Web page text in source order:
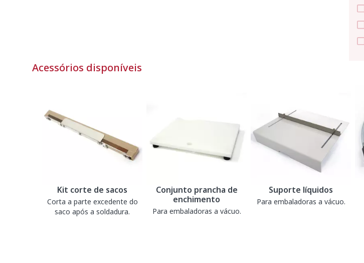
Acessórios disponíveis
Kit corte de sacos
Corta a parte excedente do
saco após a soldadura.
Conjunto prancha de
enchimento
Para embaladoras a vácuo.
Suporte líquidos
Para embaladoras a vácuo.